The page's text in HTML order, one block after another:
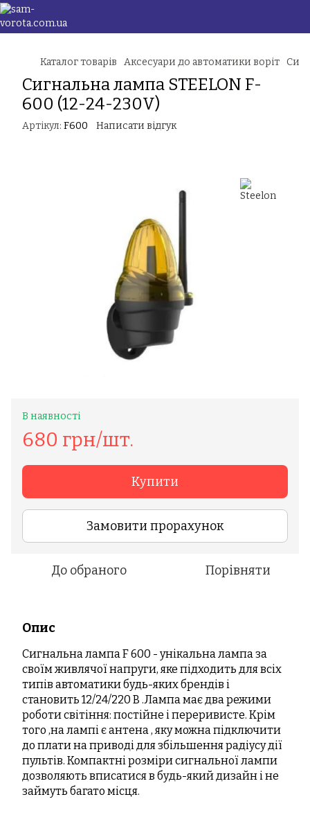
Каталог товарів Аксесуари до автоматики воріт
Сигнальна лампа STEELON F-
600 (12-24-230V)
Артікул: F600 Написати відгук
В наявності
680 грн/шт.
Купити
Замовити прорахунок
До обраного Порівняти
Опис
Сигнальна лампа F 600 - унікальна лампа за
своїм живлячої напруги, яке підходить для всіх
типів автоматики будь-яких брендів і
становить 12/24/220 В .Лампа має два режими
роботи світіння: постійне і переривисте. Крім
того ,на лампі є антена , яку можна підключити
до плати на приводі для збільшення радіусу дії
пультів. Компактні розміри сигнальної лампи
дозволяють вписатися в будь-який дизайн і не
займуть багато місця.